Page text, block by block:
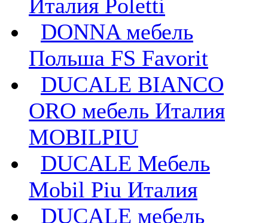
Италия Poletti
DONNA мебель
Польша FS Favorit
DUCALE BIANCO
ORO мебель Италия
MOBILPIU
DUCALE Мебель
Mobil Piu Италия
DUCALE мебель